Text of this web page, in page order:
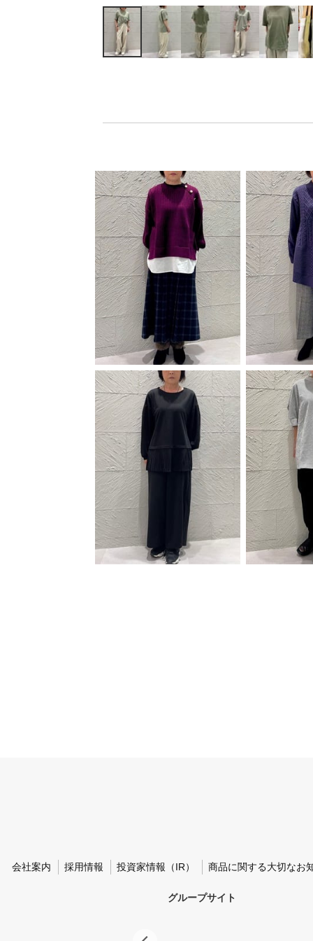
会社案内 採用情報 投資家情報（IR） 商品に関する大切なお
グループサイト